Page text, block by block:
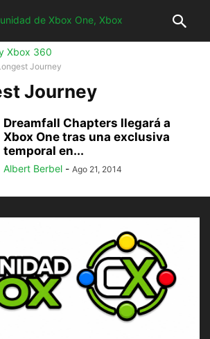
Journey
Journey
Dreamfall Chapters llegará a
Xbox One tras una exclusiva
temporal en...
Albert Berbel - Ago 21, 2014